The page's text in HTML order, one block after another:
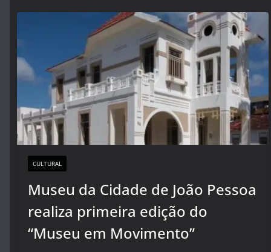
CULTURAL
Museu da Cidade de João Pessoa
realiza primeira edição do
“Museu em Movimento”